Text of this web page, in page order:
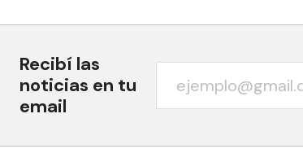
Recibí las
noticias en tu
email